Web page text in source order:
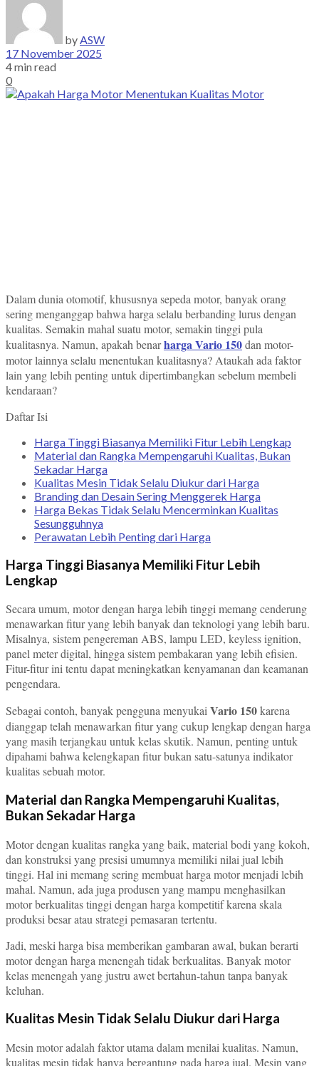
byASW
17 November 2025
4 min read
0
Dalam dunia otomotif, khususnya sepeda motor, banyak orang
sering menganggap bahwa harga selalu berbanding lurus dengan
kualitas. Semakin mahal suatu motor, semakin tinggi pula
kualitasnya. Namun, apakah benarharga Vario 150dan motor-
motor lainnya selalu menentukan kualitasnya? Ataukah ada faktor
lain yang lebih penting untuk dipertimbangkan sebelum membeli
kendaraan?
Daftar Isi
Harga Tinggi Biasanya Memiliki Fitur Lebih Lengkap
Material dan Rangka Mempengaruhi Kualitas, Bukan
Sekadar Harga
Kualitas Mesin Tidak Selalu Diukur dari Harga
Branding dan Desain Sering Menggerek Harga
Harga Bekas Tidak Selalu Mencerminkan Kualitas
Sesungguhnya
Perawatan Lebih Penting dari Harga
Harga Tinggi Biasanya Memiliki Fitur Lebih
Lengkap
Secara umum, motor dengan harga lebih tinggi memang cenderung
menawarkan fitur yang lebih banyak dan teknologi yang lebih baru.
Misalnya, sistem pengereman ABS, lampu LED, keyless ignition,
panel meter digital, hingga sistem pembakaran yang lebih efisien.
Fitur-fitur ini tentu dapat meningkatkan kenyamanan dan keamanan
pengendara.
Sebagai contoh, banyak pengguna menyukaiVario 150karena
dianggap telah menawarkan fitur yang cukup lengkap dengan harga
yang masih terjangkau untuk kelas skutik. Namun, penting untuk
dipahami bahwa kelengkapan fitur bukan satu-satunya indikator
kualitas sebuah motor.
Material dan Rangka Mempengaruhi Kualitas,
Bukan Sekadar Harga
Motor dengan kualitas rangka yang baik, material bodi yang kokoh,
dan konstruksi yang presisi umumnya memiliki nilai jual lebih
tinggi. Hal ini memang sering membuat harga motor menjadi lebih
mahal. Namun, ada juga produsen yang mampu menghasilkan
motor berkualitas tinggi dengan harga kompetitif karena skala
produksi besar atau strategi pemasaran tertentu.
Jadi, meski harga bisa memberikan gambaran awal, bukan berarti
motor dengan harga menengah tidak berkualitas. Banyak motor
kelas menengah yang justru awet bertahun-tahun tanpa banyak
keluhan.
Kualitas Mesin Tidak Selalu Diukur dari Harga
Mesin motor adalah faktor utama dalam menilai kualitas. Namun,
kualitas mesin tidak hanya bergantung pada harga jual. Mesin yang